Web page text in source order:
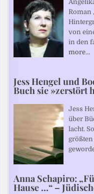
Roman
von
in den
more…
Jess Hengel und
Buch sie »zerstört
Jess
über
lacht.
Anna Schapiro:
Hause …“ –